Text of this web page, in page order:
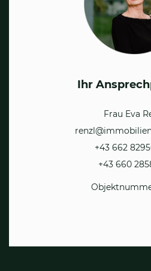
Ihr
Frau Eva
+43 662
+43 660